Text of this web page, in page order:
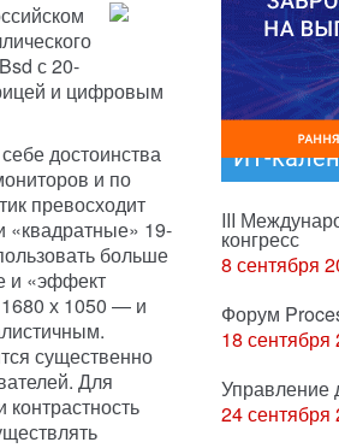
с 20-
и цифровым
достоинства
и по
превосходит
«квадратные» 19-
больше
и «эффект
х 1050 — и
существенно
Для
ИТ-
III
конгресс
8 сентября
Форум
18 сентября
Управление
24 сентября